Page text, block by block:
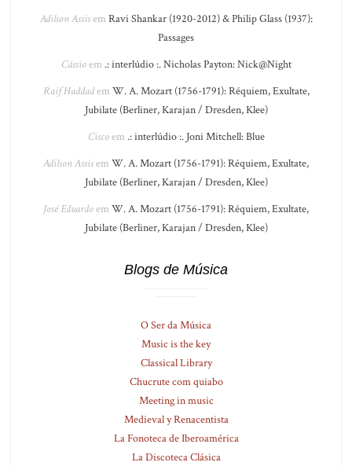
Adilson Assisem Ravi Shankar (1920-2012) & Philip Glass (1937):
Passages
Cássioem .: interlúdio :. Nicholas Payton: Nick@Night
Raif Haddadem W. A. Mozart (1756-1791): Réquiem, Exultate,
Jubilate (Berliner, Karajan / Dresden, Klee)
Ciscoem .: interlúdio :. Joni Mitchell: Blue
Adilson Assisem W. A. Mozart (1756-1791): Réquiem, Exultate,
Jubilate (Berliner, Karajan / Dresden, Klee)
José Eduardoem W. A. Mozart (1756-1791): Réquiem, Exultate,
Jubilate (Berliner, Karajan / Dresden, Klee)
Blogs de Música
O Ser da Música
Music is the key
Classical Library
Chucrute com quiabo
Meeting in music
Medieval y Renacentista
La Fonoteca de Iberoamérica
La Discoteca Clásica